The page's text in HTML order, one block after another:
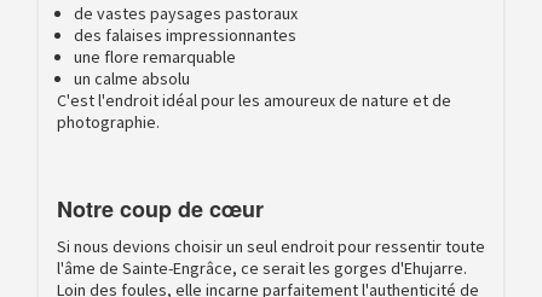
de vastes paysages pastoraux
des falaises impressionnantes
une flore remarquable
un calme absolu
C'est l'endroit idéal pour les amoureux de nature et de
photographie.
Notre coup de cœur
Si nous devions choisir un seul endroit pour ressentir toute
l'âme de Sainte-Engrâce, ce serait les gorges d'Ehujarre.
Loin des foules, elle incarne parfaitement l'authenticité de